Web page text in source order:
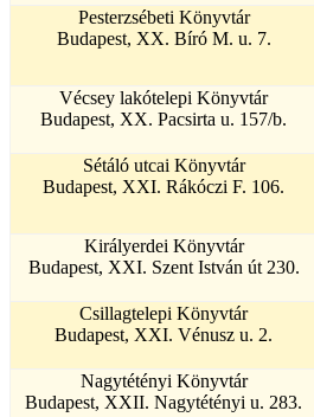
Pesterzsébeti Könyvtár
Budapest, XX. Bíró M. u. 7.
Vécsey lakótelepi Könyvtár
Budapest, XX. Pacsirta u. 157/b.
Sétáló utcai Könyvtár
Budapest, XXI. Rákóczi F. 106.
Királyerdei Könyvtár
Budapest, XXI. Szent István út 230.
Csillagtelepi Könyvtár
Budapest, XXI. Vénusz u. 2.
Nagytétényi Könyvtár
Budapest, XXII. Nagytétényi u. 283.